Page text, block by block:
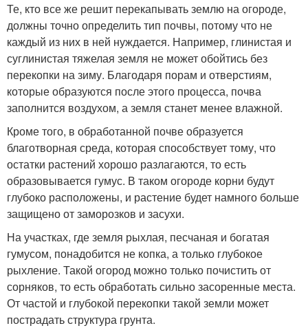
Те, кто все же решит перекапывать землю на огороде,
должны точно определить тип почвы, потому что не
каждый из них в ней нуждается. Например, глинистая и
суглинистая тяжелая земля не может обойтись без
перекопки на зиму. Благодаря порам и отверстиям,
которые образуются после этого процесса, почва
заполнится воздухом, а земля станет менее влажной.
Кроме того, в обработанной почве образуется
благотворная среда, которая способствует тому, что
остатки растений хорошо разлагаются, то есть
образовывается гумус. В таком огороде корни будут
глубоко расположены, и растение будет намного больше
защищено от заморозков и засухи.
На участках, где земля рыхлая, песчаная и богатая
гумусом, понадобится не копка, а только глубокое
рыхление. Такой огород можно только почистить от
сорняков, то есть обработать сильно засоренные места.
От частой и глубокой перекопки такой земли может
пострадать структура грунта.